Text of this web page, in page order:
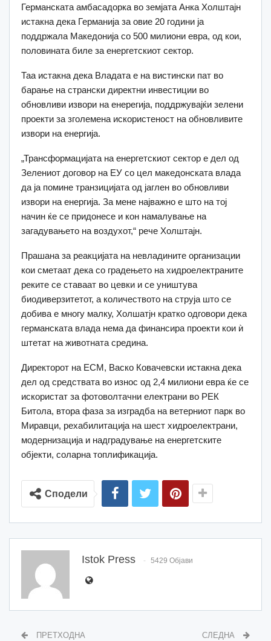
Германската амбасадорка во земјата Анка Холштајн
истакна дека Германија за овие 20 години ја
поддржала Македонија со 500 милиони евра, од кои,
половината биле за енергетскиот сектор.
Таа истакна дека Владата е на вистински пат во
барање на странски директни инвестиции во
обновливи извори на енерегија, поддржувајќи зелени
проекти за зголемена искористеност на обновливите
извори на енергија.
„Трансформацијата на енергетскиот сектор е дел од
Зелениот договор на ЕУ со цел македонската влада
да ја помине транзицијата од јаглен во обновливи
извори на енергија. За мене најважно е што на тој
начин ќе се придонесе и кон намалување на
загадувањето на воздухот,“ рече Холштајн.
Прашана за реакцијата на невладините организации
кои сметаат дека со градењето на хидроелектраните
реките се ставаат во цевки и се уништува
биодиверзитетот, а количеството на струја што се
добива е многу малку, Холшатјн кратко одговори дека
германската влада нема да финансира проекти кои ѝ
штетат на животната средина.
Директорот на ЕСМ, Васко Ковачевски истакна дека
дел од средствата во износ од 2,4 милиони евра ќе се
искористат за фотоволтачни електрани во РЕК
Битола, втора фаза за изградба на ветерниот парк во
Миравци, рехабилитација на шест хидроелектрани,
модернизација и надградување на енергетските
објекти, соларна топлификација.
Сподели
Istok Press 5429 Објави
ПРЕТХОДНА СЛЕДНА